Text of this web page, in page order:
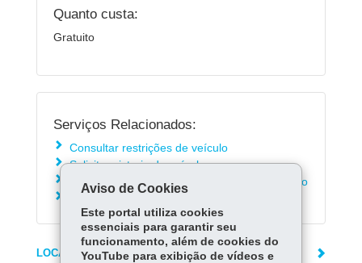
Quanto custa:
Gratuito
Serviços Relacionados:
Consultar restrições de veículo
Solicitar vistoria de veículo
Solicitar Adesão ao Serviço Alerta de Autuação
LOCAIS DE ATENDIMENTO
Aviso de Cookies
Este portal utiliza cookies
essenciais para garantir seu
funcionamento, além de cookies do
YouTube para exibição de vídeos e